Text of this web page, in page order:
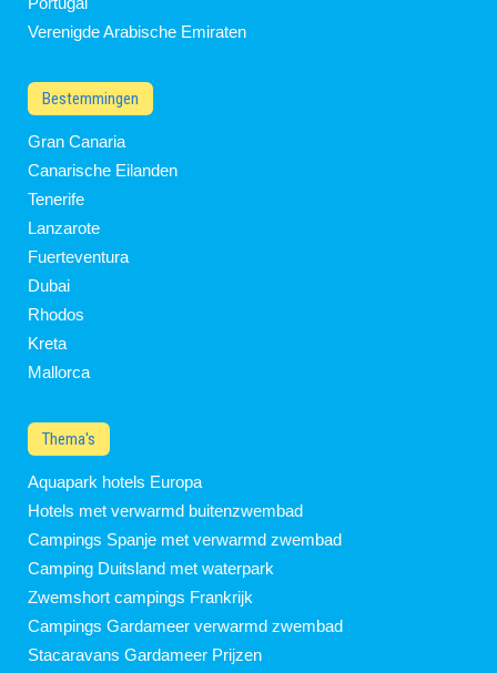
Verenigde Arabische Emiraten
Bestemmingen
Gran Canaria
Canarische Eilanden
Tenerife
Lanzarote
Fuerteventura
Dubai
Rhodos
Kreta
Mallorca
Thema's
Aquapark hotels Europa
Hotels met verwarmd buitenzwembad
Campings Spanje met verwarmd zwembad
Camping Duitsland met waterpark
Zwemshort campings Frankrijk
Campings Gardameer verwarmd zwembad
Stacaravans Gardameer Prijzen